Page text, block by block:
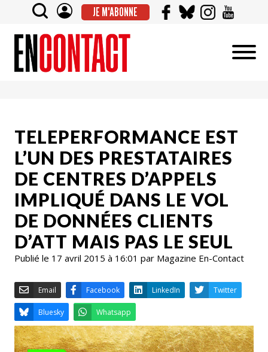
JE M'ABONNE
TELEPERFORMANCE EST
L’UN DES PRESTATAIRES
DE CENTRES D’APPELS
IMPLIQUÉ DANS LE VOL
DE DONNÉES CLIENTS
D’ATT MAIS PAS LE SEUL
Publié le 17 avril 2015 à 16:01 par Magazine En-Contact